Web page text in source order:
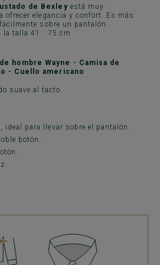
de Bexley está muy
ofrecer elegancia y confort. Es más
sobre un pantalón.
la talla 41 : 75 cm
hombre Wayne - Camisa de
- Cuello americano
suave al tacto.
ideal para llevar sobre el pantalón.
botón.